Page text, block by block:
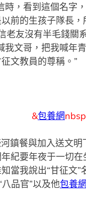
時，看到這個名字
前的生孩子隊長
老友沒有半毛錢關
我文哥，把我喊年
文教員的尊稱。”
&包養網
餐與加入送文明
紀要年夜于一切
當我說出“甘征文
品官”以及他包養網